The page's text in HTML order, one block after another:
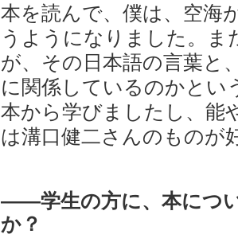
本を読んで、僕は、空海
うようになりました。ま
が、その日本語の言葉と
に関係しているのかとい
本から学びましたし、能
は溝口健二さんのものが
――学生の方に、本につ
か？